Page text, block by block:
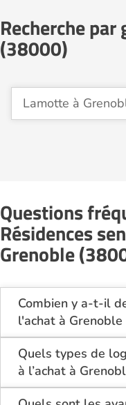
Recherche
(38000)
Lamotte à
Questions
Résidences
Grenoble
Combien y a-t-il
l'achat à
Sur le site
actuellement 2
Grenoble (38000).
Quels types de
à l’achat à
Les résidences